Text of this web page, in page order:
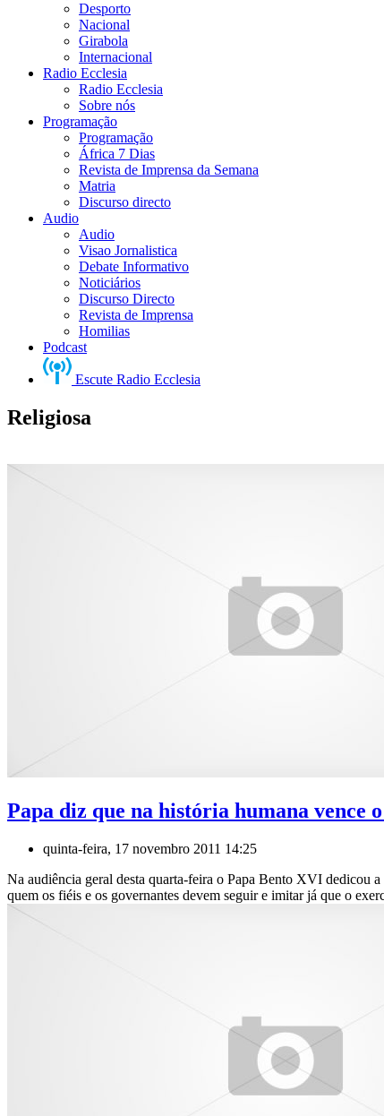
Desporto
Nacional
Girabola
Internacional
Radio Ecclesia
Radio Ecclesia
Sobre nós
Programação
Programação
África 7 Dias
Revista de Imprensa da Semana
Matria
Discurso directo
Audio
Audio
Visao Jornalistica
Debate Informativo
Noticiários
Discurso Directo
Revista de Imprensa
Homilias
Podcast
Escute Radio Ecclesia
Religiosa
Papa diz que na história humana vence
quinta-feira, 17 novembro 2011 14:25
Na audiência geral desta quarta-feira o Papa Bento XVI dedicou
quem os fiéis e os governantes devem seguir e imitar já que o